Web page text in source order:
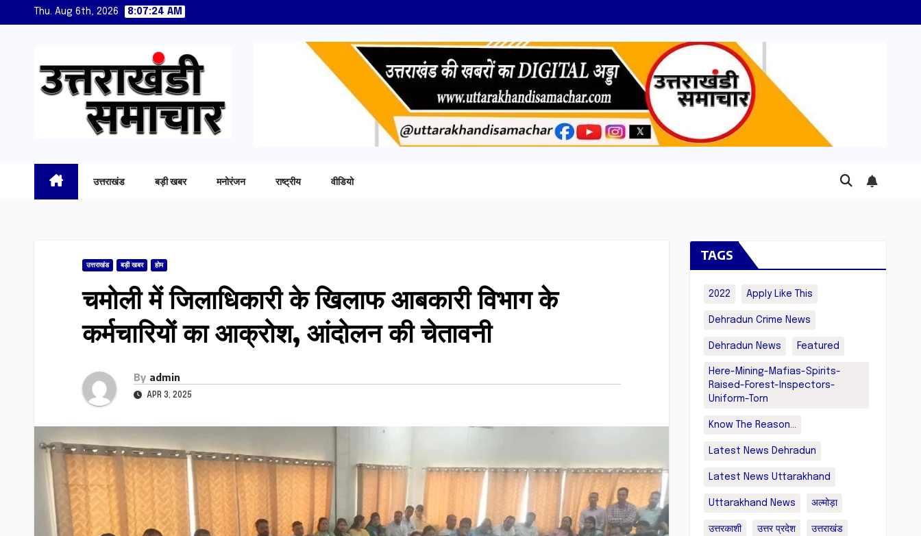
Thu. Aug 6th, 2026 8:07:26 AM
उत्तराखंड बड़ी खबर मनोरंजन राष्ट्रीय वीडियो
उत्तराखंड बड़ी खबर होम
चमोली में जिलाधिकारी के खिलाफ आबकारी विभाग के
कर्मचारियों का आक्रोश, आंदोलन की चेतावनी
By admin
APR 3, 2025
TAGS
2022 Apply Like This
Dehradun Crime News
Dehradun News Featured
Here-Mining-Mafias-Spirits-
Raised-Forest-Inspectors-
Uniform-Torn
Know The Reason...
Latest News Dehradun
Latest News Uttarakhand
Uttarakhand News अल्मोड़ा
उत्तरकाशी उत्तर प्रदेश उत्तराखंड